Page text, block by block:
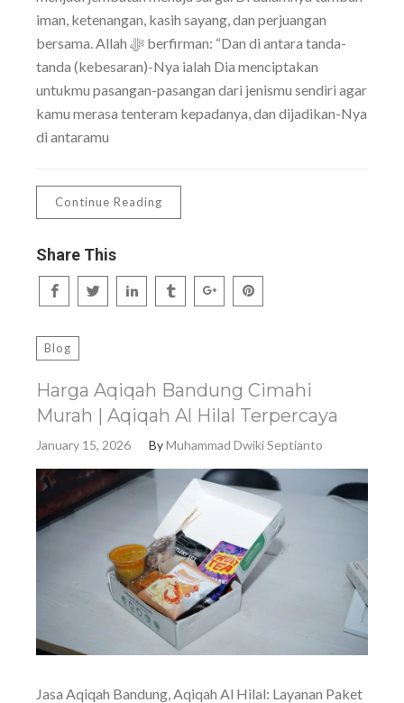
iman, ketenangan, kasih sayang, dan perjuangan
bersama. Allah ﷻ berfirman: “Dan di antara tanda-
tanda (kebesaran)-Nya ialah Dia menciptakan
untukmu pasangan-pasangan dari jenismu sendiri agar
kamu merasa tenteram kepadanya, dan dijadikan-Nya
di antaramu
Continue Reading
Share This
Blog
Harga Aqiqah Bandung Cimahi
Murah | Aqiqah Al Hilal Terpercaya
January 15, 2026 ByMuhammad Dwiki Septianto
Jasa Aqiqah Bandung, Aqiqah Al Hilal: Layanan Paket